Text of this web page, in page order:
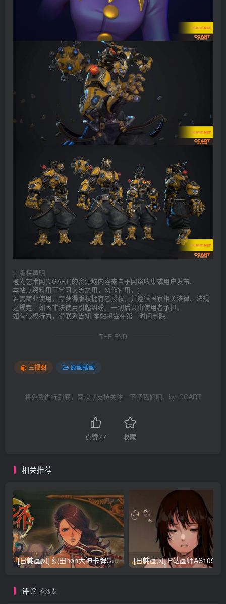
© 版权声明
橙光艺术网(CGART)的资源均内容来自于网络收集或用户发布.
本站点资料用于学习交流之用，勿作它用，；
若需商业使用，需获得版权拥有者授权，并遵循国家相关法律、法规
之规定。如因非法使用引起纠纷，一切后果由使用者承担。
如有侵权行为，请联系告知 本站将会在第一时间删除。
THE END
三视图 原画插画
将免费进行到底，喜欢就支持关注一下吧我们吧，by_CGART
点赞27 收藏
相关推荐
[日韩画风] 织田non大神卡牌CG插画设计画集256P 161M_CG原画资源
评论 抢沙发